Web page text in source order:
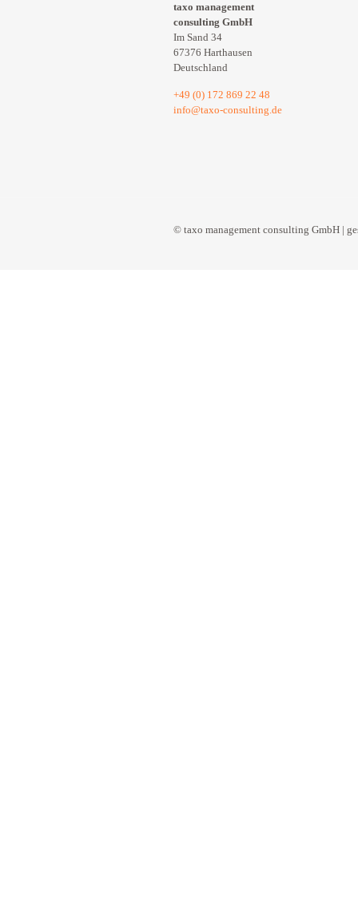
taxo management
consulting GmbH
Im Sand 34
67376 Harthausen
Deutschland
+49 (0) 172 869 22 48
info@taxo-consulting.de
© taxo management consulting GmbH |